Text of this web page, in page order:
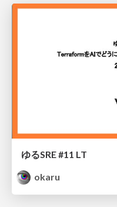
ゆるSRE #11 LT
okaru